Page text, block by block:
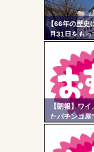
無職のパチ
ヤバいか教え
AngelBeats!
Powered by
【66年の歴史
月31日をもっ
停止へ ナナ
楽部マやウ
くさんの名
【朗報】ワ
たパチンコ屋
画を楽
リン
- 固
ンク
自動
更新
ツー